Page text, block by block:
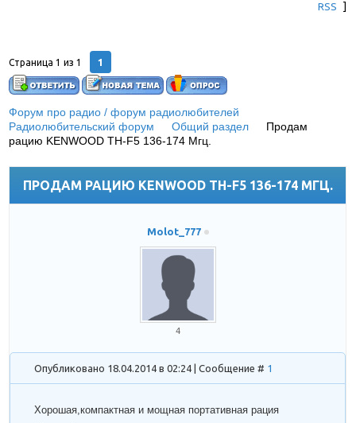
RSS
]
Страница1 из1 1
Форум про радио / форум радиолюбителей
Радиолюбительский форум
Общий раздел
Продам
рацию KENWOOD TH-F5 136-174 Мгц.
ПРОДАМ РАЦИЮ KENWOOD TH-F5 136-174 МГЦ.
Molot_777
4
Опубликовано 18.04.2014 в 02:24 | Сообщение # 1
Хорошая,компактная и мощная портативная рация